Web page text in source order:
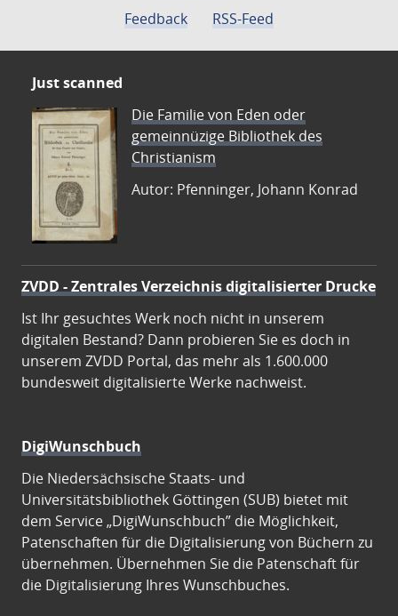
Feedback
RSS-Feed
Just scanned
Die Familie von Eden oder
gemeinnüzige Bibliothek des
Christianism
Autor: Pfenninger, Johann Konrad
ZVDD - Zentrales Verzeichnis digitalisierter Drucke
Ist Ihr gesuchtes Werk noch nicht in unserem
digitalen Bestand? Dann probieren Sie es doch in
unserem ZVDD Portal, das mehr als 1.600.000
bundesweit digitalisierte Werke nachweist.
DigiWunschbuch
Die Niedersächsische Staats- und
Universitätsbibliothek Göttingen (SUB) bietet mit
dem Service „DigiWunschbuch” die Möglichkeit,
Patenschaften für die Digitalisierung von Büchern zu
übernehmen. Übernehmen Sie die Patenschaft für
die Digitalisierung Ihres Wunschbuches.